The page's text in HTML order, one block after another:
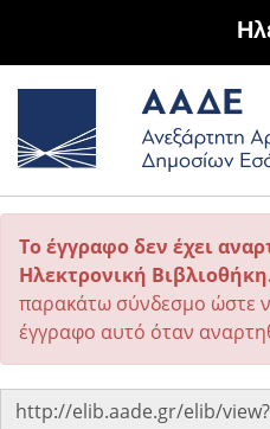
Το έγγραφο δεν έχει
Ηλεκτρονική
παρακάτω σύνδεσμο ώστε
έγγραφο αυτό όταν